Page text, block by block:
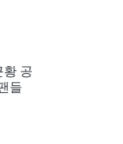
황 공
들